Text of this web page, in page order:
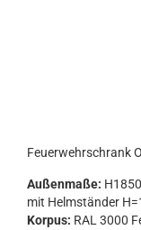
Feu­er­wehr­schrank
Au­ßen­ma­ße:
mit Helm­stän­der
Kor­pus: RAL 3000